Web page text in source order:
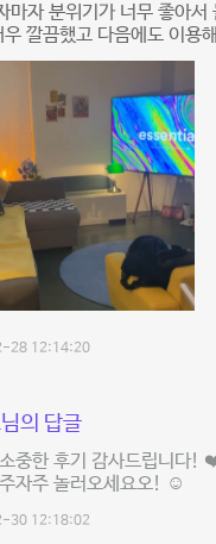
마자 분위기가 너무 좋아
깔끔했고 다음에도 이용
28 12:14:20
의 답글
중한 후기 감사드립니다!
자주 놀러오세요오! ☺️
30 12:18:02